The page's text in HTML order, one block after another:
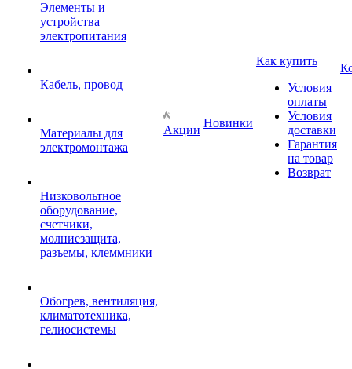
Элементы и
устройства
электропитания
Кабель, провод
Материалы для
электромонтажа
Низковольтное
оборудование,
счетчики,
молниезащита,
разъемы, клеммники
Обогрев, вентиляция,
климатотехника,
гелиосистемы
Акции
Новинки
Как купить
Условия
оплаты
Условия
доставки
Гарантия
на товар
Возврат